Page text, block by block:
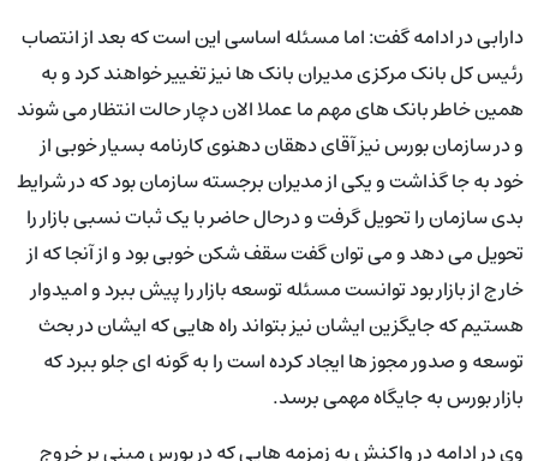
دارابی در ادامه گفت: اما مسئله اساسی این است که بعد از انتصاب
رئیس کل بانک مرکزی مدیران بانک ها نیز تغییر خواهند کرد و به
همین خاطر بانک های مهم ما عملا الان دچار حالت انتظار می شوند
و در سازمان بورس نیز آقای دهقان دهنوی کارنامه بسیار خوبی از
خود به جا گذاشت و یکی از مدیران برجسته سازمان بود که در شرایط
بدی سازمان را تحویل گرفت و درحال حاضر با یک ثبات نسبی بازار را
تحویل می دهد و می توان گفت سقف شکن خوبی بود و از آنجا که از
خارج از بازار بود توانست مسئله توسعه بازار را پیش ببرد و امیدوار
هستیم که جایگزین ایشان نیز بتواند راه هایی که ایشان در بحث
توسعه و صدور مجوز ها ایجاد کرده است را به گونه ای جلو ببرد که
بازار بورس به جایگاه مهمی برسد.
وی در ادامه در واکنش به زمزمه هایی که در بورس مبنی بر خروج